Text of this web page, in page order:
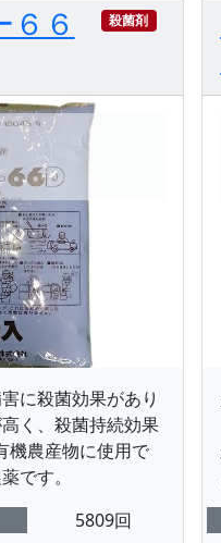
６６
殺菌剤
に殺菌効果があり
く、殺菌持続効果
機農産物に使用で
です。
5809回